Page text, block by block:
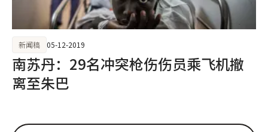
南苏丹：29名冲突枪伤伤员乘飞机撤
离至朱巴
新闻稿 05-12-2019